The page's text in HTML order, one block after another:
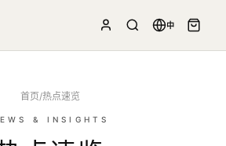
中
首页/热点速览
& INSIGHTS